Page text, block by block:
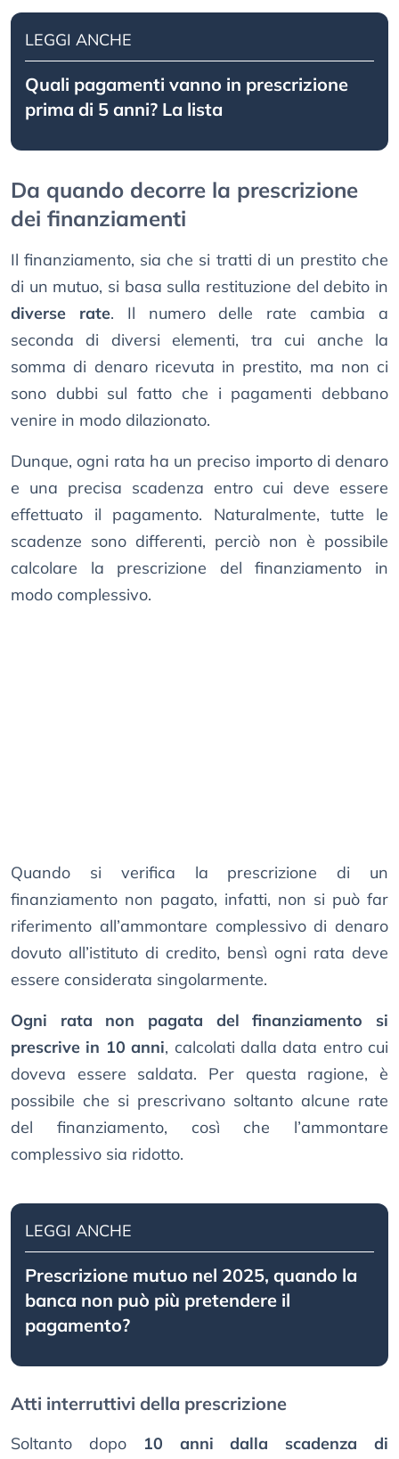
LEGGI ANCHE
Quali pagamenti vanno in prescrizione
prima di 5 anni? La lista
Da quando decorre la prescrizione
dei finanziamenti
Il finanziamento, sia che si tratti di un prestito che
di un mutuo, si basa sulla restituzione del debito in
diverse rate. Il numero delle rate cambia a
seconda di diversi elementi, tra cui anche la
somma di denaro ricevuta in prestito, ma non ci
sono dubbi sul fatto che i pagamenti debbano
venire in modo dilazionato.
Dunque, ogni rata ha un preciso importo di denaro
e una precisa scadenza entro cui deve essere
effettuato il pagamento. Naturalmente, tutte le
scadenze sono differenti, perciò non è possibile
calcolare la prescrizione del finanziamento in
modo complessivo.
Quando si verifica la prescrizione di un
finanziamento non pagato, infatti, non si può far
riferimento all’ammontare complessivo di denaro
dovuto all’istituto di credito, bensì ogni rata deve
essere considerata singolarmente.
Ogni rata non pagata del finanziamento si
prescrive in 10 anni, calcolati dalla data entro cui
doveva essere saldata. Per questa ragione, è
possibile che si prescrivano soltanto alcune rate
del finanziamento, così che l’ammontare
complessivo sia ridotto.
LEGGI ANCHE
Prescrizione mutuo nel 2025, quando la
banca non può più pretendere il
pagamento?
Atti interruttivi della prescrizione
Soltanto dopo
10 anni dalla scadenza di